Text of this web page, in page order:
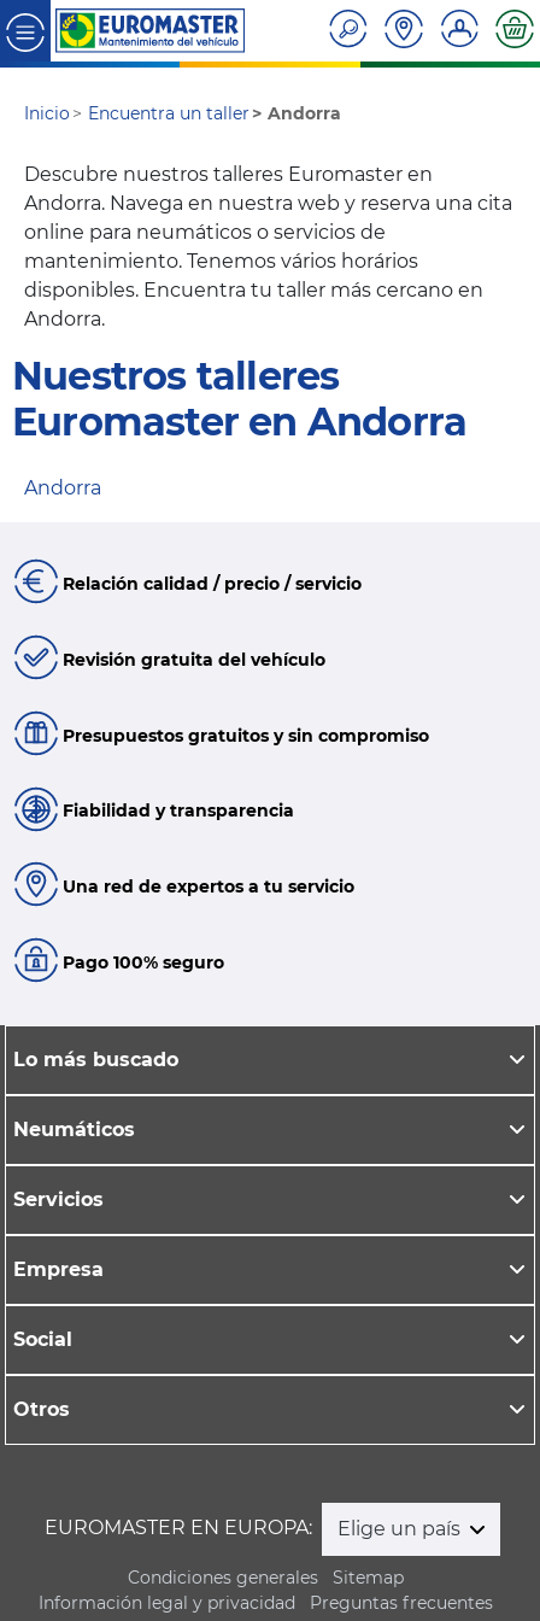
Inicio Encuentra un taller Andorra
Descubre nuestros talleres Euromaster en
Andorra. Navega en nuestra web y reserva una cita
online para neumáticos o servicios de
mantenimiento. Tenemos vários horários
disponibles. Encuentra tu taller más cercano en
Andorra.
Nuestros talleres
Euromaster en Andorra
Andorra
Relación calidad / precio / servicio
Revisión gratuita del vehículo
Presupuestos gratuitos y sin compromiso
Fiabilidad y transparencia
Una red de expertos a tu servicio
Pago 100% seguro
Lo más buscado
Neumáticos
Servicios
Empresa
Social
Otros
EUROMASTER EN EUROPA: Elige un país
Condiciones generales
Sitemap
Información legal y privacidad
Preguntas frecuentes